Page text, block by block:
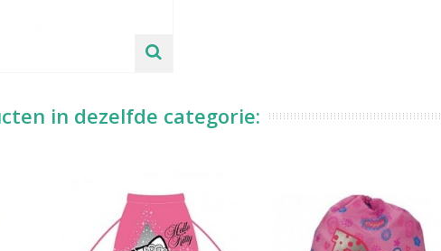
in dezelfde categorie: